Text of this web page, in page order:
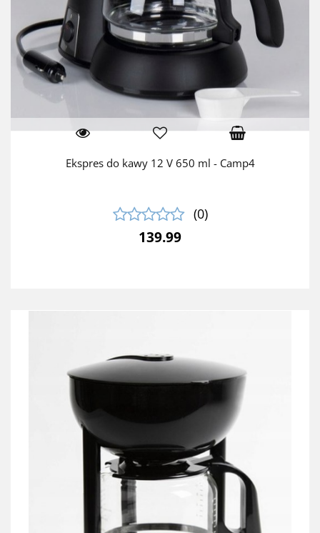
Ekspres do kawy 12 V 650 ml - Camp4
(0)
139.99